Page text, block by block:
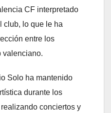
CF interpretado
club, lo que le ha
entre los
valenciano.
Solo ha mantenido
durante los
conciertos y